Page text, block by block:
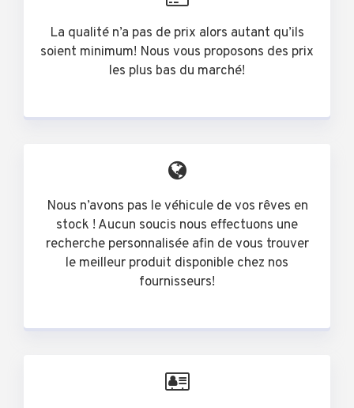
La qualité n’a pas de prix alors autant qu’ils
soient minimum! Nous vous proposons des prix
les plus bas du marché!
Nous n’avons pas le véhicule de vos rêves en
stock ! Aucun soucis nous effectuons une
recherche personnalisée afin de vous trouver
le meilleur produit disponible chez nos
fournisseurs!